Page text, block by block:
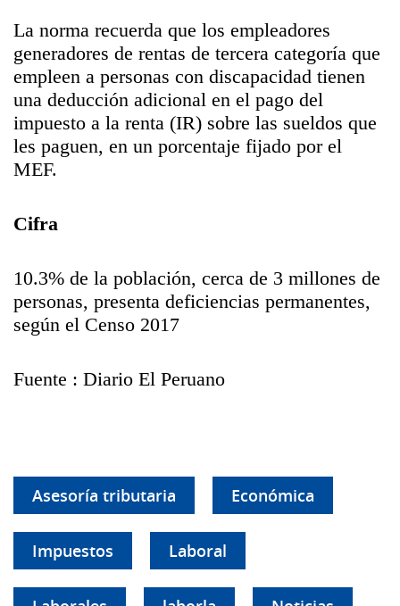
La norma recuerda que los empleadores
generadores de rentas de tercera categoría que
empleen a personas con discapacidad tienen
una deducción adicional en el pago del
impuesto a la renta (IR) sobre las sueldos que
les paguen, en un porcentaje fijado por el
MEF.
Cifra
10.3% de la población, cerca de 3 millones de
personas, presenta deficiencias permanentes,
según el Censo 2017
Fuente : Diario El Peruano
Asesoría tributaria Económica
Impuestos Laboral